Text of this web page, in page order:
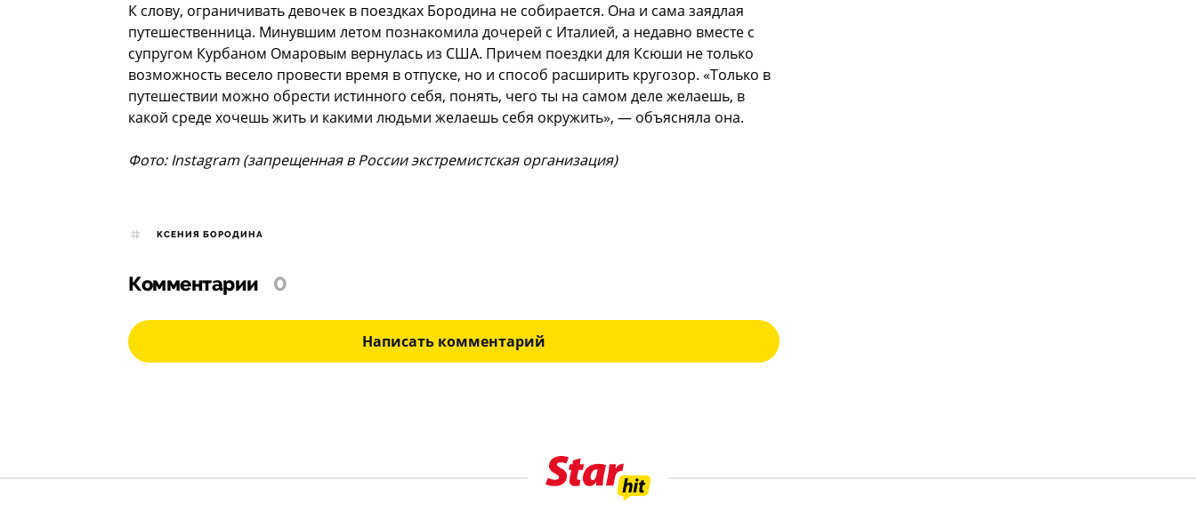
К слову, ограничивать девочек в поездках Бородина не собирается. Она и сама заядлая
путешественница. Минувшим летом познакомила дочерей с Италией, а недавно вместе с
супругом Курбаном Омаровым вернулась из США. Причем поездки для Ксюши не только
возможность весело провести время в отпуске, но и способ расширить кругозор. «Только в
путешествии можно обрести истинного себя, понять, чего ты на самом деле желаешь, в
какой среде хочешь жить и какими людьми желаешь себя окружить», — объясняла она.
Фото: Instagram (запрещенная в России экстремистская организация)
КСЕНИЯ БОРОДИНА
Комментарии 0
Написать комментарий